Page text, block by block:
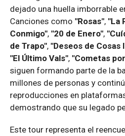
dejado una huella imborrable
Canciones como "Rosas", "La
Conmigo", "20 de Enero",
de Trapo", "Deseos de Cosas
"El Último Vals", "Cometas
siguen formando parte de la
millones de personas y
reproducciones en
demostrando que su legado
Este tour representa el